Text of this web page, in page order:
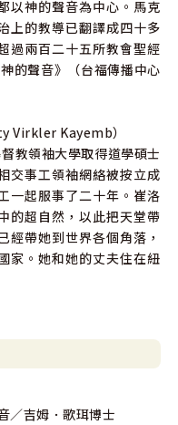
以神的聲音為中心。馬克
上的教導已翻譯成四十多
過兩百二十五所教會聖經
的聲音》（台福傳播中心
Virkler Kayemb）
教領袖大學取得道學碩士
交事工領袖網絡被按立成
一起服事了二十年。崔洛
的超自然，以此把天堂帶
經帶她到世界各個角落，
家。她和她的丈夫住在紐
／吉姆．歌珥博士